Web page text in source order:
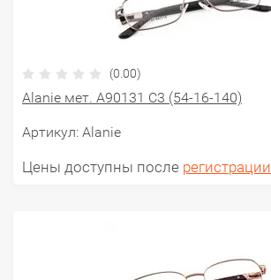
(0.00)
Alanie мет. A90131 C3 (54-16-140)
Артикул: Alanie
Цены доступны после регистрации